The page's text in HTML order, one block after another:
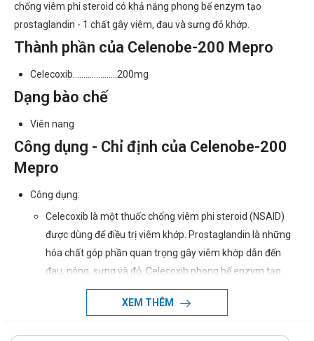
chống viêm phi steroid có khả năng phong bế enzym tạo
prostaglandin - 1 chất gây viêm, đau và sưng đỏ khớp.
Thành phần của Celenobe-200 Mepro
Celecoxib.....................200mg
Dạng bào chế
Viên nang
Công dụng - Chỉ định của Celenobe-200
Mepro
Công dụng:
Celecoxib là một thuốc chống viêm phi steroid (NSAID)
được dùng để điều trị viêm khớp. Prostaglandin là những
hóa chất góp phần quan trọng gây viêm khớp dẫn đến
đau, nóng, sưng và đỏ. Celecoxib phong bế enzym tạo
prostaglandin (cyclooxygenase 2), làm giảm nồng độ
prostaglandin. Kết quả là giảm viêm và giảm sưng nóng
XEM THÊM